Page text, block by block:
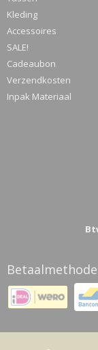
Kleding
Accessoires
SALE!
Cadeaubon
Verzendkosten
Inpak Materiaal